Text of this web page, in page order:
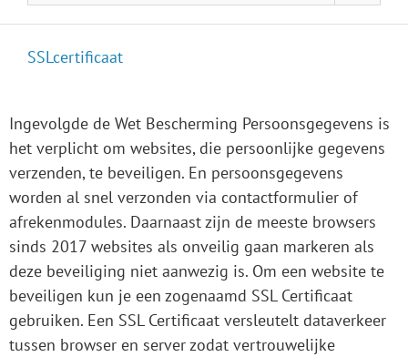
SSLcertificaat
Ingevolgde de Wet Bescherming Persoonsgegevens is
het verplicht om websites, die persoonlijke gegevens
verzenden, te beveiligen. En persoonsgegevens
worden al snel verzonden via contactformulier of
afrekenmodules. Daarnaast zijn de meeste browsers
sinds 2017 websites als onveilig gaan markeren als
deze beveiliging niet aanwezig is. Om een website te
beveiligen kun je een zogenaamd SSL Certificaat
gebruiken. Een SSL Certificaat versleutelt dataverkeer
tussen browser en server zodat vertrouwelijke